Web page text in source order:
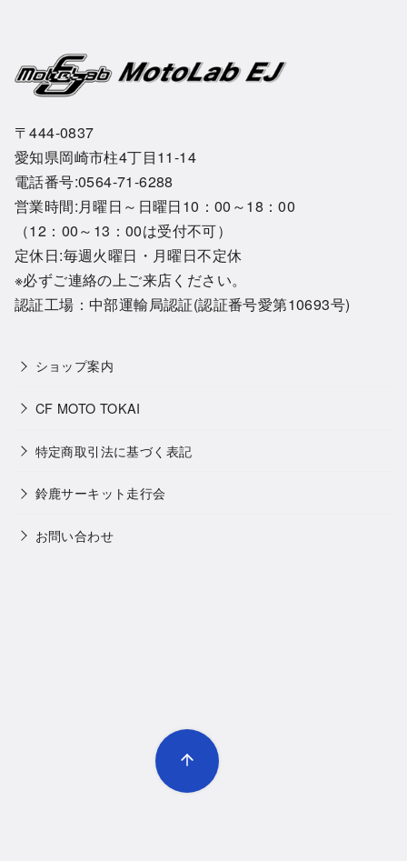
〒444-0837
愛知県岡崎市柱4丁目11-14
電話番号:0564-71-6288
営業時間:月曜日～日曜日10：00～18：00
（12：00～13：00は受付不可）
定休日:毎週火曜日・月曜日不定休
※必ずご連絡の上ご来店ください。
認証工場：中部運輸局認証(認証番号愛第10693号)
ショップ案内
CF MOTO TOKAI
特定商取引法に基づく表記
鈴鹿サーキット走行会
お問い合わせ